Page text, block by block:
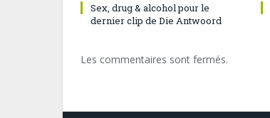
Sex, drug & alcohol pour le
dernier clip de Die Antwoord
Les commentaires sont fermés.